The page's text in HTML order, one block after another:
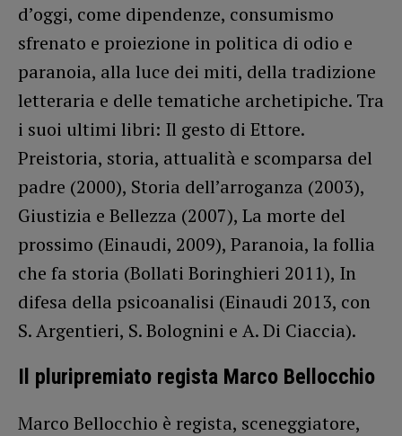
d’oggi, come dipendenze, consumismo
sfrenato e proiezione in politica di odio e
paranoia, alla luce dei miti, della tradizione
letteraria e delle tematiche archetipiche. Tra
i suoi ultimi libri: Il gesto di Ettore.
Preistoria, storia, attualità e scomparsa del
padre (2000), Storia dell’arroganza (2003),
Giustizia e Bellezza (2007), La morte del
prossimo (Einaudi, 2009), Paranoia, la follia
che fa storia (Bollati Boringhieri 2011), In
difesa della psicoanalisi (Einaudi 2013, con
S. Argentieri, S. Bolognini e A. Di Ciaccia).
Il pluripremiato regista Marco Bellocchio
Marco Bellocchio è regista, sceneggiatore,